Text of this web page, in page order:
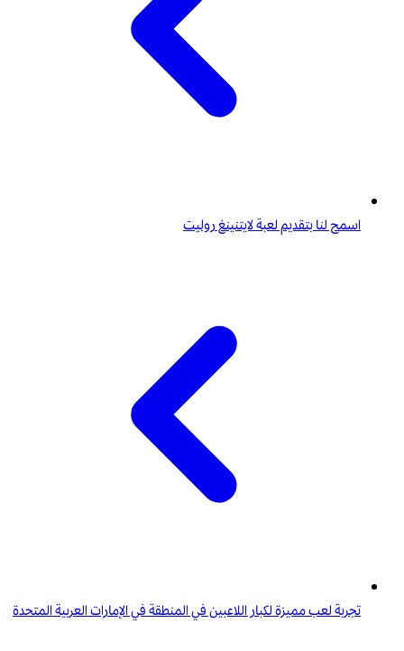
اسمح لنا بتقديم لعبة لايتنينغ روليت
تجربة لعب مميزة لكبار اللاعبين في المنطقة في الإمارات العربية المتحدة